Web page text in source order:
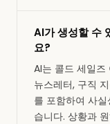
AI가 생성할 수
요?
AI는 콜드 세일즈
뉴스레터, 구직
를 포함하여 사
습니다. 상황과